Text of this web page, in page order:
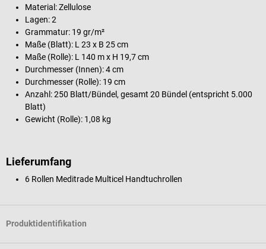
Material: Zellulose
Lagen: 2
Grammatur: 19 gr/m²
Maße (Blatt): L 23 x B 25 cm
Maße (Rolle): L 140 m x H 19,7 cm
Durchmesser (Innen): 4 cm
Durchmesser (Rolle): 19 cm
Anzahl: 250 Blatt/Bündel, gesamt 20 Bündel (entspricht 5.000
Blatt)
Gewicht (Rolle): 1,08 kg
Lieferumfang
6 Rollen Meditrade Multicel Handtuchrollen
Produktidentifikation